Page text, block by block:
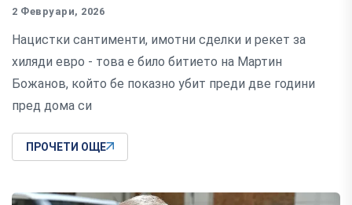
2 Февруари, 2026
Нацистки сантименти, имотни сделки и рекет за
хиляди евро - това е било битието на Мартин
Божанов, който бе показно убит преди две години
пред дома си
ПРОЧЕТИ ОЩЕ